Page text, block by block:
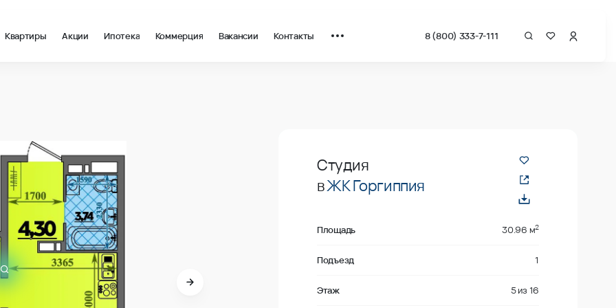
Квартиры Акции Ипотека Коммерция Вакансии Контакты 8 (800) 333-7-111
Студия
вЖК Горгиппия
Площадь 30.96 м2
Подъезд 1
Этаж 5из 16